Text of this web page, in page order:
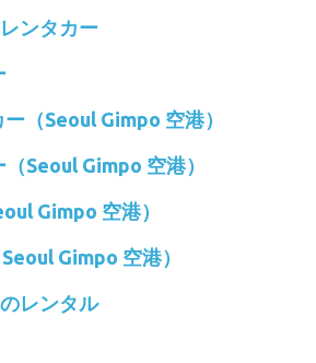
ンタカー
（Seoul Gimpo 空港）
Seoul Gimpo 空港）
Gimpo 空港）
Gimpo 空港）
レンタル